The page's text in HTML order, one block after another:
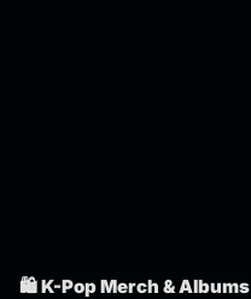
🛍️ K-Pop Merch & Albums